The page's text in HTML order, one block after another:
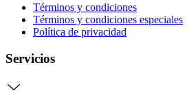
Términos y condiciones
Términos y condiciones especiales
Política de privacidad
Servicios